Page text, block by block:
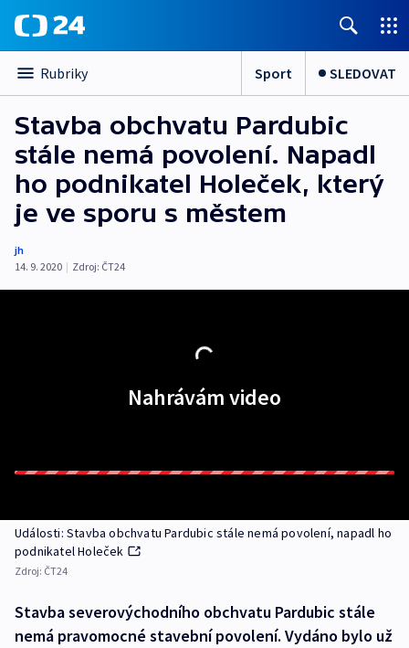
Rubriky Sport SLEDOVAT
Stavba obchvatu Pardubic
stále nemá povolení. Napadl
ho podnikatel Holeček, který
je ve sporu s městem
jh
14. 9. 2020 | Zdroj: ČT24
Nahrávám video
Události: Stavba obchvatu Pardubic stále nemá povolení, napadl ho
podnikatel Holeček
Zdroj: ČT24
Stavba severovýchodního obchvatu Pardubic stále
nemá pravomocné stavební povolení. Vydáno bylo už